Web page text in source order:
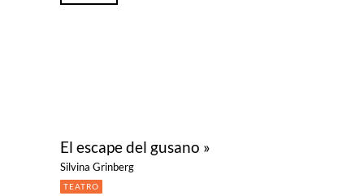
El escape del gusano »
Silvina Grinberg
TEATRO